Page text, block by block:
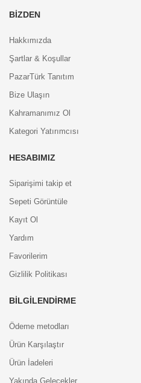
BIZDEN
Hakkımızda
Şartlar & Koşullar
PazarTürk Tanıtım
Bize Ulaşın
Kahramanımız Ol
Kategori Yatırımcısı
HESABIMIZ
Siparişimi takip et
Sepeti Görüntüle
Kayıt Ol
Yardım
Favorilerim
Gizlilik Politikası
BILGILENDIRME
Ödeme metodları
Ürün Karşılaştır
Ürün İadeleri
Yakında Gelecekler